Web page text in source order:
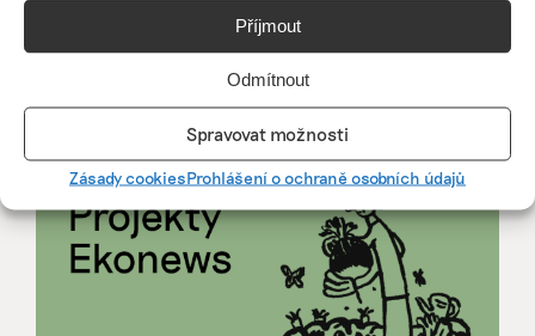
Příjmout
Odmítnout
Spravovat možnosti
Zásady cookiesProhlášení o ochraně osobních údajů